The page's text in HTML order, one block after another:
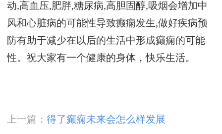
动,高血压,肥胖,糖尿病,高胆固醇,吸烟会增加中
风和心脏病的可能性导致癫痫发生,做好疾病预
防有助于减少在以后的生活中形成癫痫的可能
性。祝大家有一个健康的身体，快乐生活。
上一篇： 得了癫痫未来会怎么样发展